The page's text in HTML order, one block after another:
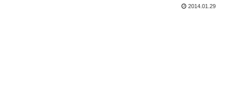
2014.01.29